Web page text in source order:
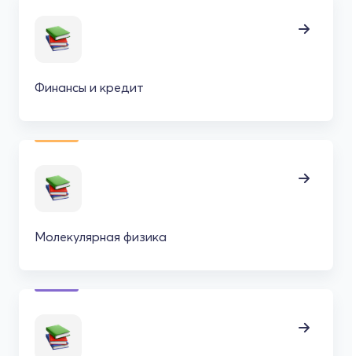
Финансы и кредит
Молекулярная физика